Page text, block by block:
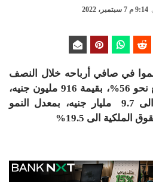
9:14 م 7 سبتمبر، 2022
في صافي أرباحه خلال النصف
الأول من العام الجاري بلغ نحو 56%، بقيمة 916 مليون جنيه،
وارتفعت حقوق الملكية الى 9.7 مليار جنيه، بمعدل النمو